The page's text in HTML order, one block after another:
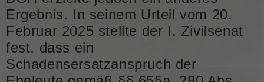
Ergebnis. In seinem Urteil vom 20.
Februar 2025 stellte der I. Zivilsenat
fest, dass ein
Schadensersatzanspruch der